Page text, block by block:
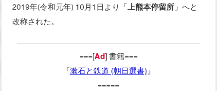
2019年(令和元年) 10月1日より「上熊本停留所 」へと
改称された。
===[Ad] 書籍===
『漱石と鉄道 (朝日選書)』
=====